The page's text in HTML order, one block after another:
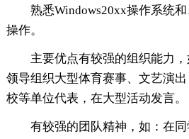
熟悉Windows20xx操作系统
操作。
主要优点有较强的组织能力
领导组织大型体育赛事、文艺演出
校等单位代表，在大型活动发言。
有较强的团队精神，如：在